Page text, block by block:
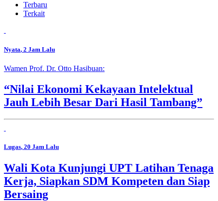
Terbaru
Terkait
Nyata, 2 Jam Lalu
Wamen Prof. Dr. Otto Hasibuan:
“Nilai Ekonomi Kekayaan Intelektual
Jauh Lebih Besar Dari Hasil Tambang”
Lugas, 20 Jam Lalu
Wali Kota Kunjungi UPT Latihan Tenaga
Kerja, Siapkan SDM Kompeten dan Siap
Bersaing